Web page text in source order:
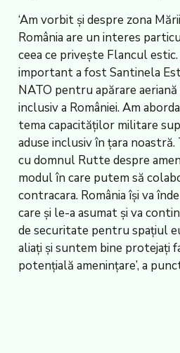
‘Am vorbit și despre zona
România are un interes
ceea ce privește Flancul
important a fost Santinela
NATO pentru apărare
inclusiv a României. Am
tema capacităților militare
aduse inclusiv în țara
cu domnul Rutte despre
modul în care putem să
contracara. România își va
care și le-a asumat și va
de securitate pentru spațiul
aliați și suntem bine protejați
potențială amenințare’, a